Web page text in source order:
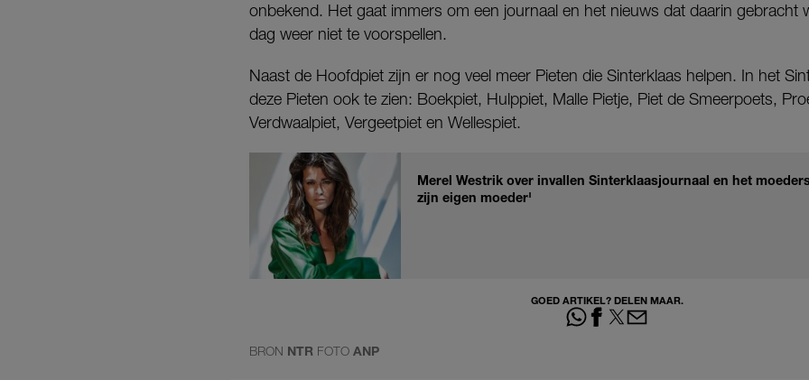
onbekend. Het gaat immers om een journaal en het nieuws dat daarin gebracht
dag weer niet te voorspellen.
Naast de Hoofdpiet zijn er nog veel meer Pieten die Sinterklaas helpen. In het
deze Pieten ook te zien: Boekpiet, Hulppiet, Malle Pietje, Piet de Smeerpoets,
Verdwaalpiet, Vergeetpiet en Wellespiet.
Merel Westrik over invallen Sinterklaasjournaal en het
zijn eigen moeder'
GOED ARTIKEL? DELEN MAAR.
BRON NTR FOTO ANP